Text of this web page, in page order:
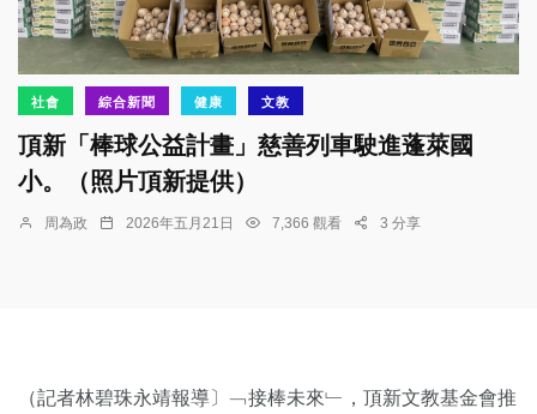
社會 綜合新聞 健康 文教
頂新「棒球公益計畫」慈善列車駛進蓬萊國
小。（照片頂新提供）
周為政 2026年五月21日 7,366 觀看 3 分享
（記者林碧珠永靖報導〕﹁接棒未來﹂，頂新文教基金會推